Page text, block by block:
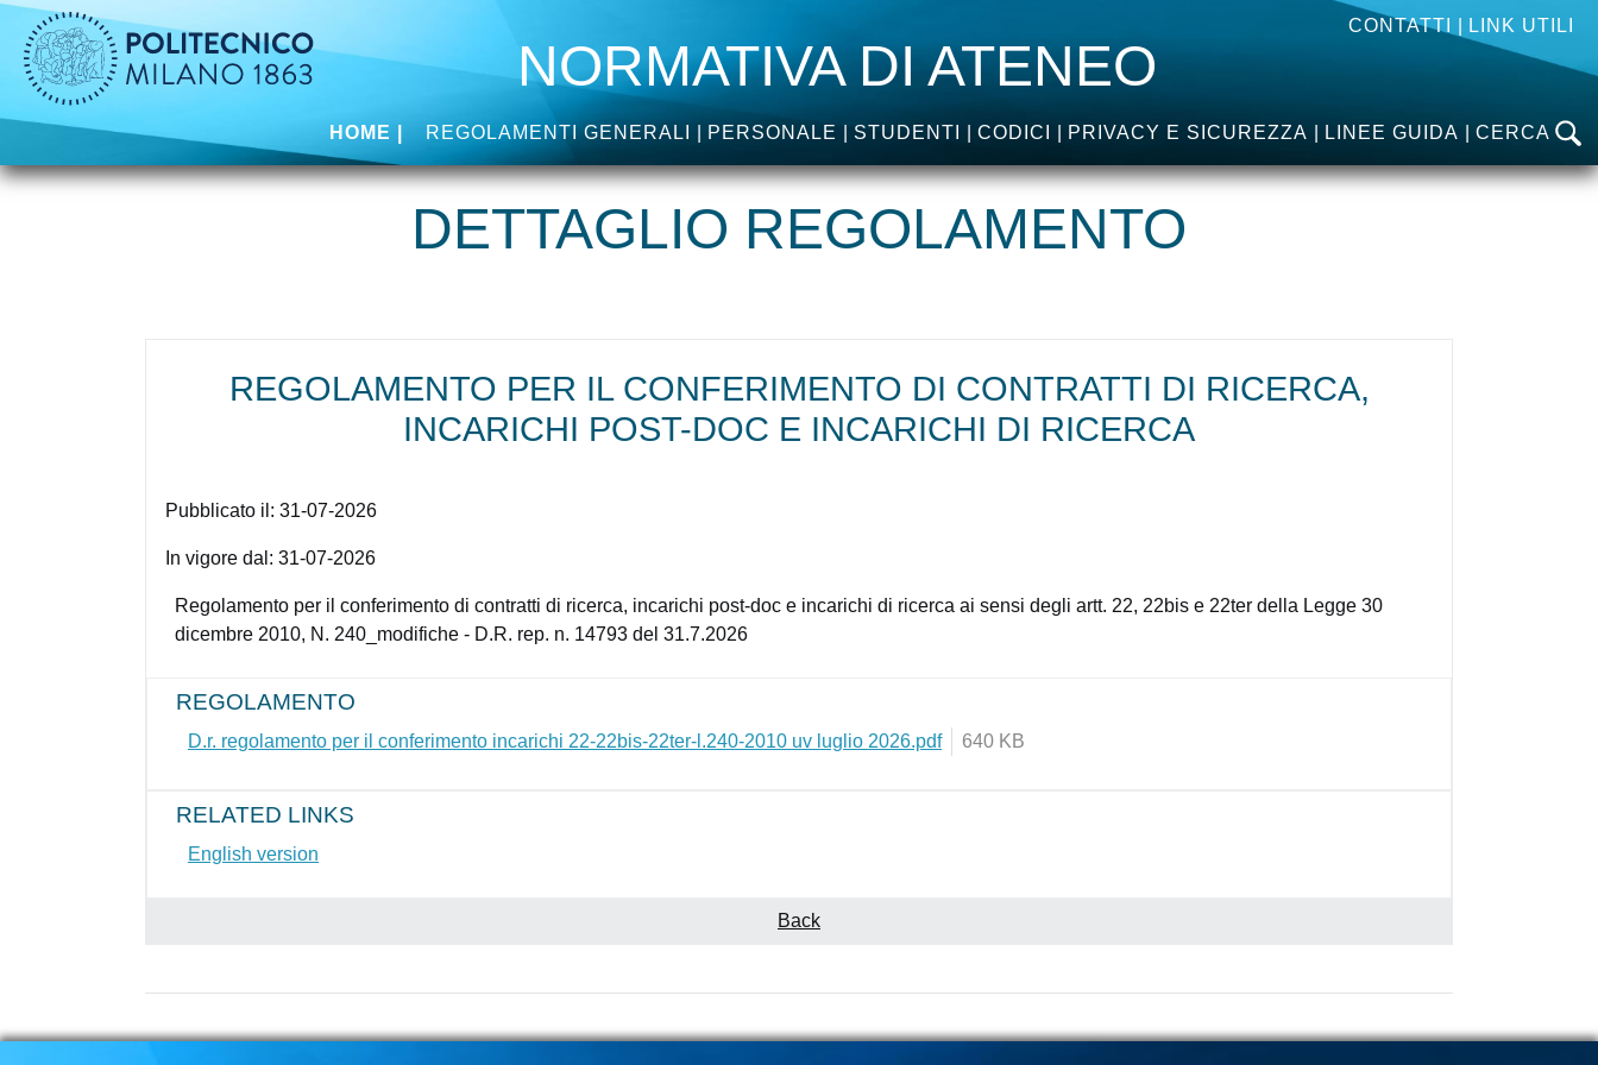
Skip to main content
NORMATIVA DI ATENEO
HOME REGOLAMENTI GENERALI PERSONALE STUDENTI CODICI PRIVACY E SICUREZZA LINEE GUIDA
CONTATTI LINK UTILI
CERCA
DETTAGLIO REGOLAMENTO
REGOLAMENTO PER IL CONFERIMENTO DI CONTRATTI DI RICERCA,
INCARICHI POST-DOC E INCARICHI DI RICERCA
Pubblicato il: 31-07-2026
In vigore dal: 31-07-2026
Regolamento per il conferimento di contratti di ricerca, incarichi post-doc e incarichi di ricerca ai sensi degli artt. 22, 22bis e 22ter della Legge 30
dicembre 2010, N. 240_modifiche - D.R. rep. n. 14793 del 31.7.2026
REGOLAMENTO
D.r. regolamento per il conferimento incarichi 22-22bis-22ter-l.240-2010 uv luglio 2026.pdf 640 KB
RELATED LINKS
English version
Back